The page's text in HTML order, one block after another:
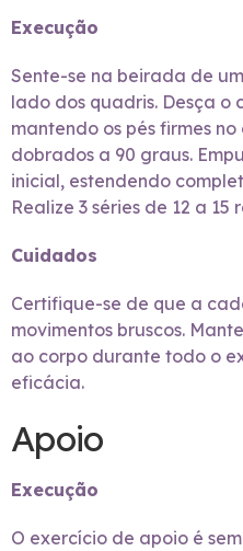
Execução
Sente-se na beirada de
lado dos quadris. Desça o
mantendo os pés firmes
dobrados a 90 graus.
inicial, estendendo
Realize 3 séries de 12 a 15
Cuidados
Certifique-se de que a
movimentos bruscos.
ao corpo durante todo o
eficácia.
Apoio
Execução
O exercício de apoio é